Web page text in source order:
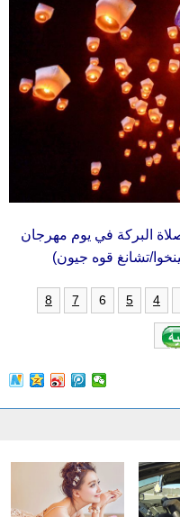
مؤتمر صحفى للخارجية
البركة في يوم مهرجان
4
5
6
7
8